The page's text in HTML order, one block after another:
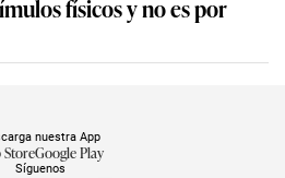
físicos y no es por
Síguenos
nuestra App
StoreGoogle Play